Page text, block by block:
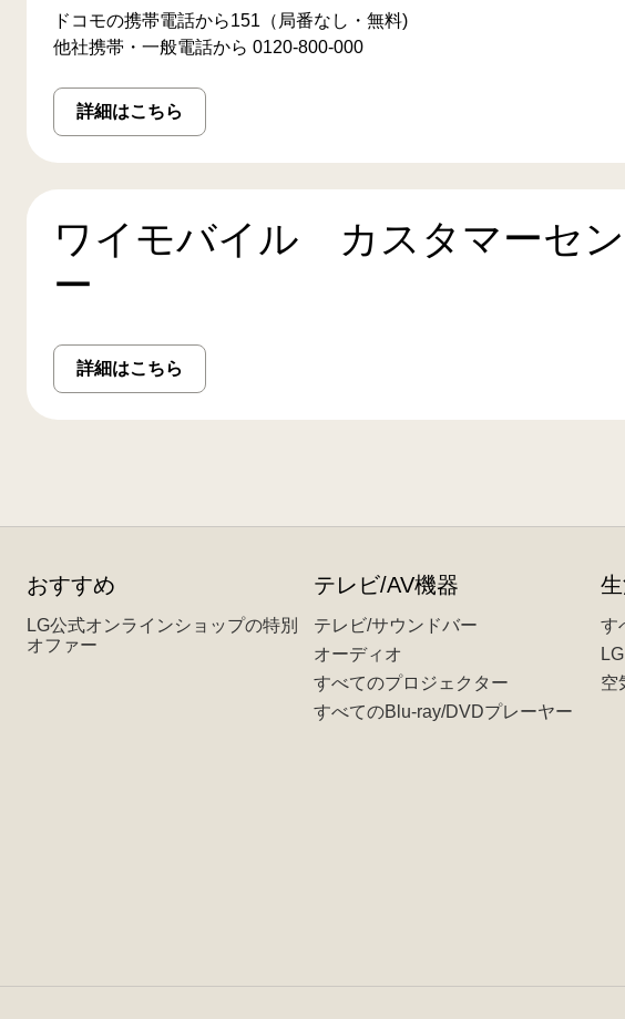
ドコモの携帯電話から151（局番なし・無料)
他社携帯・一般電話から 0120-800-000
詳細はこちら
ワイモバイル カスタマーセ
ー
詳細はこちら
おすすめ
LG公式オンラインショップの特別
オファー
テレビ/AV機器
テレビ/サウンドバー
オーディオ
すべてのプロジェクター
すべてのBlu-ray/DVDプレーヤー
す
空